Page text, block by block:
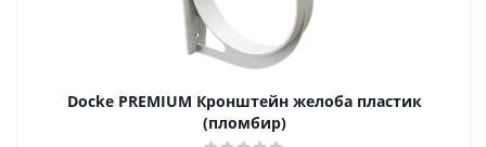
Docke PREMIUM Кронштейн желоба пластик
(пломбир)